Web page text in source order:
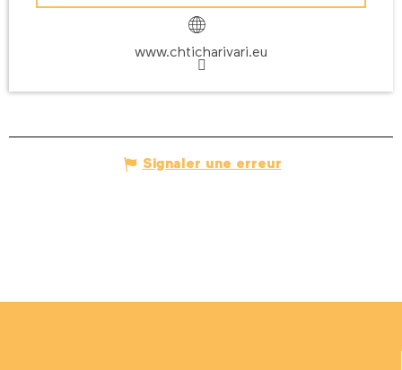
www.chticharivari.eu
Signaler une erreur